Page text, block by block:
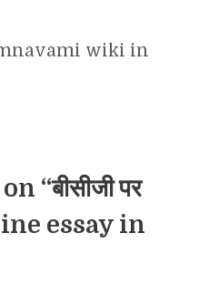
wiki in
“बीसीजी पर
essay in